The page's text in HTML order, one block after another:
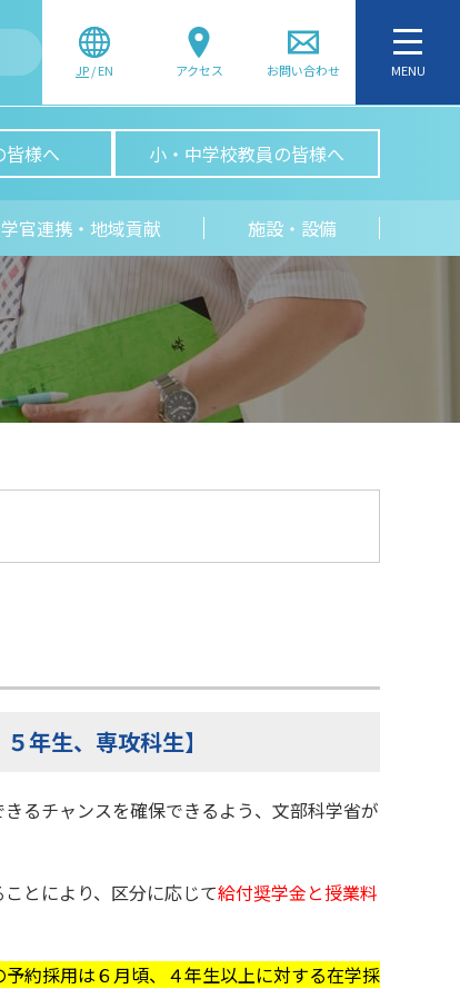
MENU
お問い合わせ
アクセス
JP/EN
皆様へ 小・中学校教員の皆様へ
官連携・地域貢献 施設・設備
年生、専攻科生】
るチャンスを確保できるよう、文部科学省が
とにより、区分に応じて給付奨学金と授業料
約採用は６月頃、４年生以上に対する在学採